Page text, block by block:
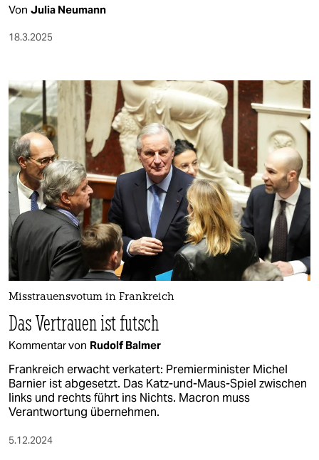
Von Julia Neumann
18.3.2025
Misstrauensvotum in Frankreich
Das Vertrauen ist futsch
Kommentar von Rudolf Balmer
Frankreich erwacht verkatert: Premierminister Michel
Barnier ist abgesetzt. Das Katz-und-Maus-Spiel zwischen
links und rechts führt ins Nichts. Macron muss
Verantwortung übernehmen.
5.12.2024